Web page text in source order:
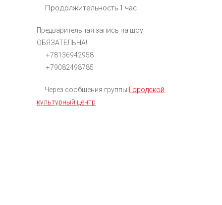
Продолжительность 1 час
Предварительная запись на шоу
ОБЯЗАТЕЛЬНА!
+78136942958
+79082498785
Через сообщения группы Городской
культурный центр